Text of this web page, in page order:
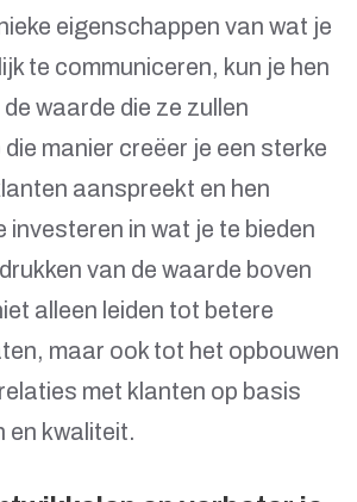
eigenschappen van wat je
te communiceren, kun je hen
waarde die ze zullen
manier creëer je een sterke
aanspreekt en hen
investeren in wat je te bieden
van de waarde boven
alleen leiden tot betere
maar ook tot het opbouwen
met klanten op basis
en kwaliteit.